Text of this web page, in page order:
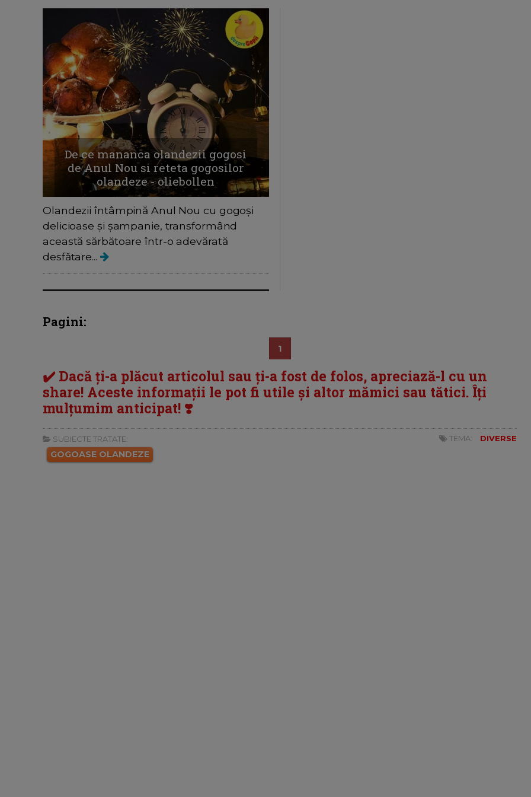
De ce mananca olandezii gogosi
de Anul Nou si reteta gogosilor
olandeze - oliebollen
Olandezii întâmpină Anul Nou cu gogoși
delicioase și șampanie, transformând
această sărbătoare într-o adevărată
desfătare...
Pagini:
1
✔️ Dacă ți-a plăcut articolul sau ți-a fost de folos, apreciază-l cu un
share! Aceste informații le pot fi utile și altor mămici sau tătici. Îți
mulțumim anticipat! ❣️
SUBIECTE TRATATE:
GOGOASE OLANDEZE
TEMA: DIVERSE